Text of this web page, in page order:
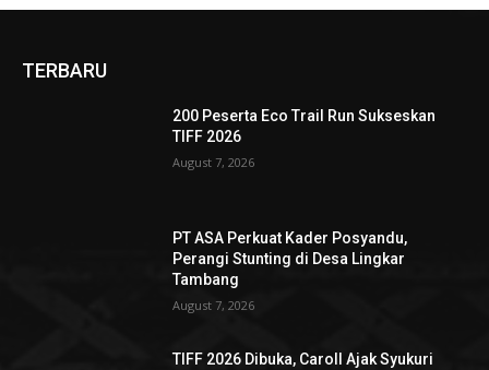
TERBARU
200 Peserta Eco Trail Run Sukseskan
TIFF 2026
August 7, 2026
PT ASA Perkuat Kader Posyandu,
Perangi Stunting di Desa Lingkar
Tambang
August 7, 2026
TIFF 2026 Dibuka, Caroll Ajak Syukuri